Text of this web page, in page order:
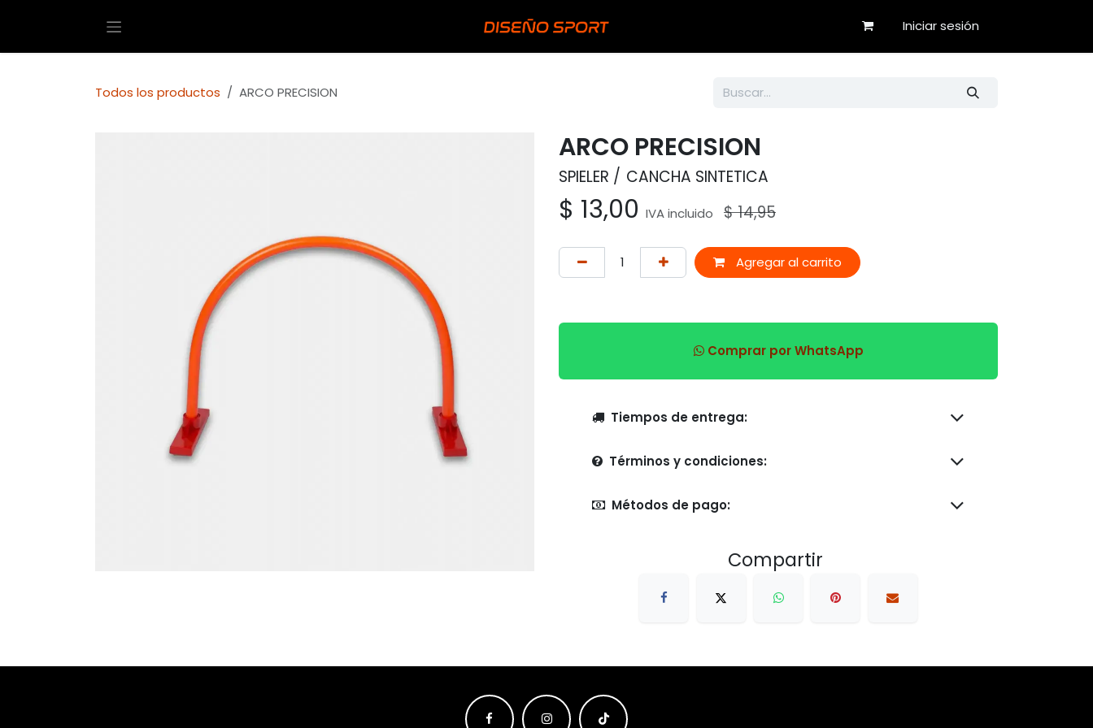
Iniciar sesión
Todos los productos ARCO PRECISION
ARCO PRECISION
SPIELER CANCHA SINTETICA
$ 13,00 IVA incluido $14,95
Agregar al carrito
Comprar por WhatsApp
Tiempos de entrega:
Términos y condiciones:
Métodos de pago:
Compartir